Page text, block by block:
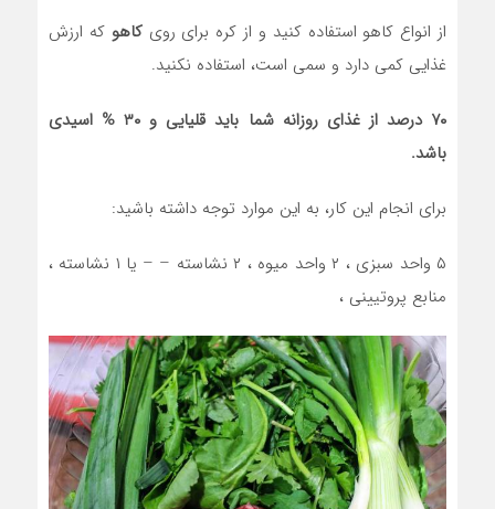
از انواع کاهو استفاده کنید و از کره برای رویکاهو که ارزش
غذایی کمی دارد و سمی است، استفاده نکنید.
۷۰ درصد از غذای روزانه شما باید قلیایی و ۳۰ % اسیدی
باشد.
برای انجام این کار، به این موارد توجه داشته باشید:
۵ واحد سبزی ، ۲ واحد میوه ، ۲ نشاسته – – یا ۱ نشاسته ،
منابع پروتیینی ،